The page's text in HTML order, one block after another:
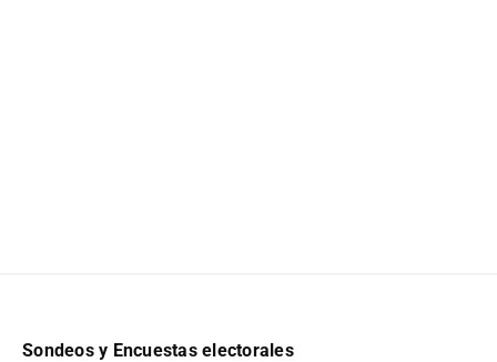
Sondeos y Encuestas electorales